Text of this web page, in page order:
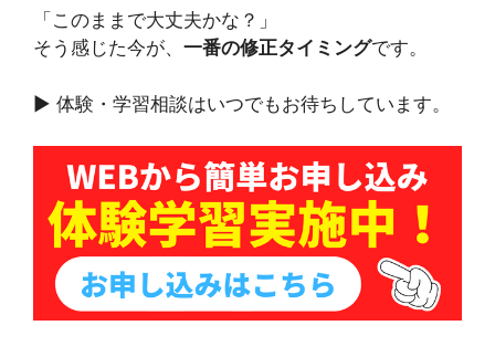
「このままで大丈夫かな？」
そう感じた今が、 一番の修正タイミングです。
▶ 体験・学習相談はいつでもお待ちしています。